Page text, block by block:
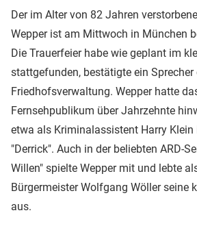
Der im Alter von 82 Jahren
Wepper ist am Mittwoch in München
Die Trauerfeier habe wie geplant im
stattgefunden, bestätigte ein Sprecher
Friedhofsverwaltung. Wepper hatte
Fernsehpublikum über Jahrzehnte
etwa als Kriminalassistent Harry Klein
"Derrick". Auch in der beliebten ARD-
Willen" spielte Wepper mit und lebte
Bürgermeister Wolfgang Wöller seine
aus.